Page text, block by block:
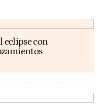
eclipse con